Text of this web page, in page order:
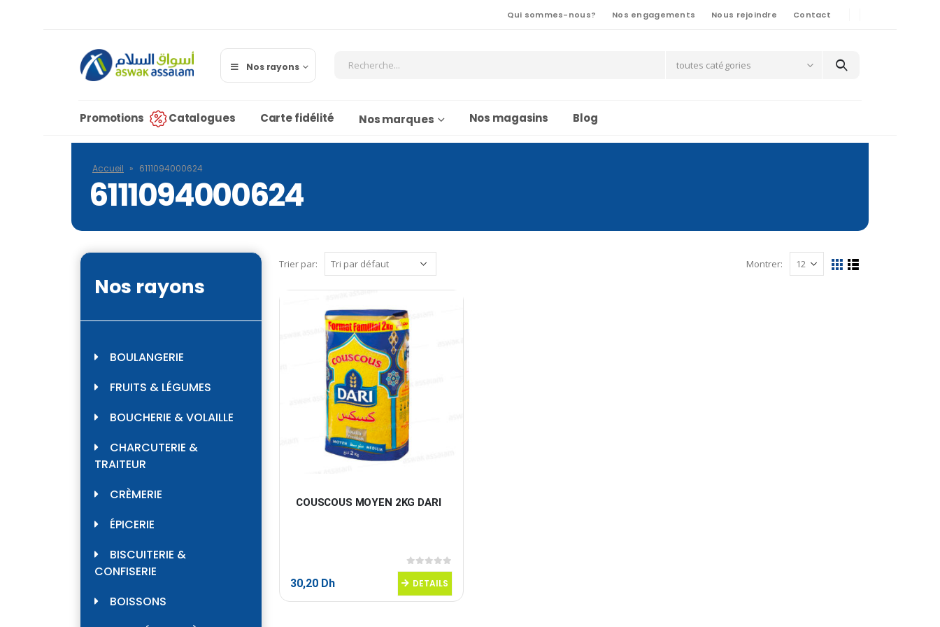
Qui sommes-nous? Nos engagements Nous rejoindre Contact
Nos rayons toutes catégories
Promotions Catalogues Carte fidélité Nos marques Nos magasins Blog
Accueil » 6111094000624
6111094000624
Trier par: Montrer:
COUSCOUS MOYEN 2KG DARI
0sur 5
30,20 Dh DETAILS
Nos rayons
BOULANGERIE
FRUITS & LÉGUMES
BOUCHERIE & VOLAILLE
CHARCUTERIE &
TRAITEUR
CRÈMERIE
ÉPICERIE
BISCUITERIE &
CONFISERIE
BOISSONS